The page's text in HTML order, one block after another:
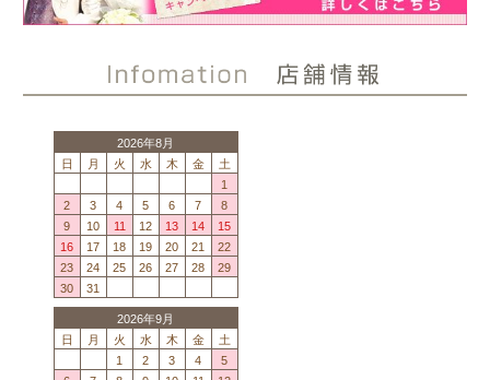
2026年8月
日
月 火 水 木 金
土
1
2
3 4 5 6 7
8
9
10 11 12 13 14
15
16
17 18 19 20 21
22
23
24 25 26 27 28
29
30
31
2026年9月
日
月 火 水 木 金
土
1
2 3 4
5